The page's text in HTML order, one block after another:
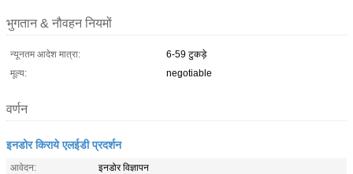
भुगतान & नौवहन नियमों
न्यूनतम आदेश मात्रा:
6-59 टुकड़े
मूल्य:
negotiable
वर्णन
इनडोर किराये एलईडी प्रदर्शन
आवेदन:
इनडोर विज्ञापन